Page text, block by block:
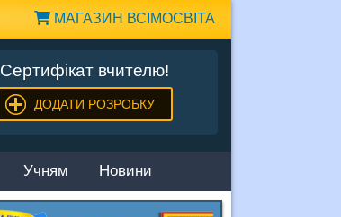
МАГАЗИН ВСІМОСВІТА
Сертифікат вчителю!
ДОДАТИ РОЗРОБКУ
Учням Новини